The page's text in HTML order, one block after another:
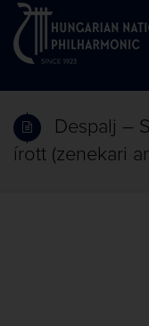
Despalj –
írott (zenekari